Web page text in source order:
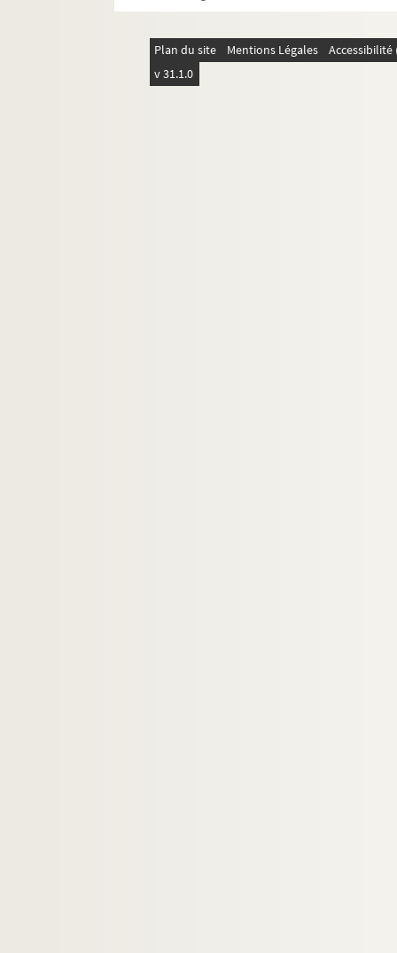
Plan du site Mentions Légales
v 31.1.0